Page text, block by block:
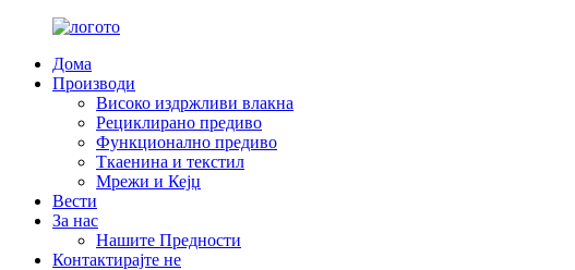
Дома
Производи
Високо издржливи влакна
Рециклирано предиво
Функционално предиво
Ткаенина и текстил
Мрежи и Кејџ
Вести
За нас
Нашите Предности
Контактирајте не